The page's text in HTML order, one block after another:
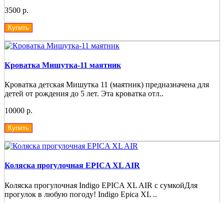
3500 р.
Купить
Кроватка Мишутка-11 маятник
Кроватка детская Мишутка 11 (маятник) предназначена для
детей от рождения до 5 лет. Эта кроватка отл..
10000 р.
Купить
Коляска прогулочная EPICA XL AIR
Коляска прогулочная Indigo EPICA XL AIR с сумкойДля
прогулок в любую погоду! Indigo Epica XL ..